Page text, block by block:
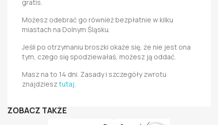
gratis.
Możesz odebrać go również bezpłatnie w kilku
miastach na Dolnym Śląsku.
Jeśli po otrzymaniu broszki okaże się, że nie jest ona
tym, czego się spodziewałaś, możesz ją oddać.
Masz na to 14 dni. Zasady i szczegóły zwrotu
znajdziesztutaj.
ZOBACZ TAKŻE